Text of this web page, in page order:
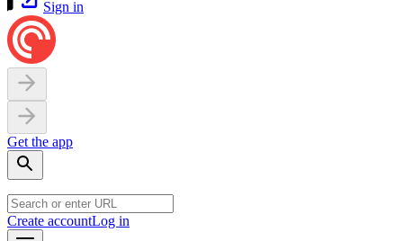
Sign in
Get the app
Create accountLog in